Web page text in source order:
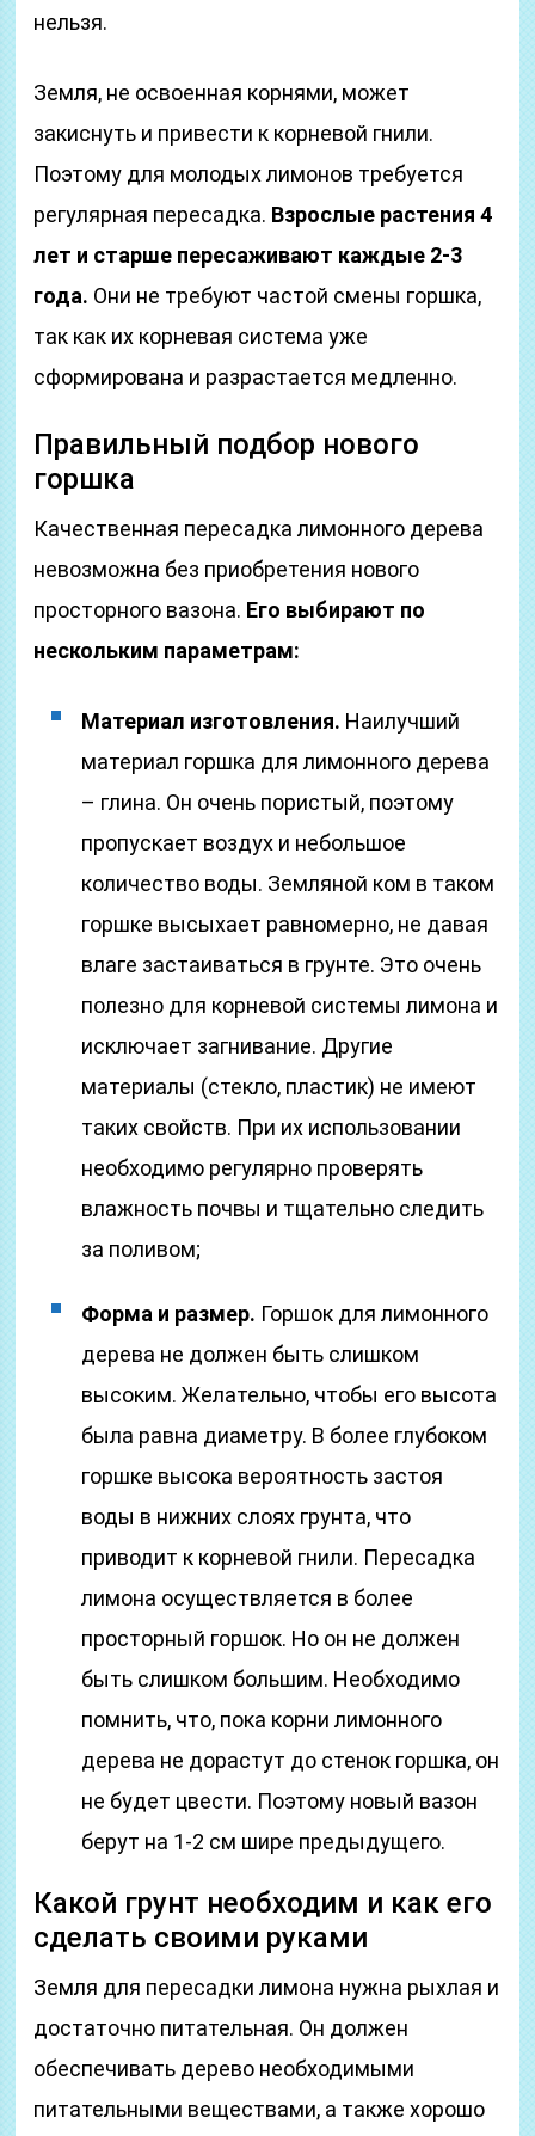
нельзя.
Земля, не освоенная корнями, может
закиснуть и привести к корневой гнили.
Поэтому для молодых лимонов требуется
регулярная пересадка. Взрослые растения 4
лет и старше пересаживают каждые 2-3
года. Они не требуют частой смены горшка,
так как их корневая система уже
сформирована и разрастается медленно.
Правильный подбор нового
горшка
Качественная пересадка лимонного дерева
невозможна без приобретения нового
просторного вазона. Его выбирают по
нескольким параметрам:
Материал изготовления. Наилучший
материал горшка для лимонного дерева
– глина. Он очень пористый, поэтому
пропускает воздух и небольшое
количество воды. Земляной ком в таком
горшке высыхает равномерно, не давая
влаге застаиваться в грунте. Это очень
полезно для корневой системы лимона и
исключает загнивание. Другие
материалы (стекло, пластик) не имеют
таких свойств. При их использовании
необходимо регулярно проверять
влажность почвы и тщательно следить
за поливом;
Форма и размер. Горшок для лимонного
дерева не должен быть слишком
высоким. Желательно, чтобы его высота
была равна диаметру. В более глубоком
горшке высока вероятность застоя
воды в нижних слоях грунта, что
приводит к корневой гнили. Пересадка
лимона осуществляется в более
просторный горшок. Но он не должен
быть слишком большим. Необходимо
помнить, что, пока корни лимонного
дерева не дорастут до стенок горшка, он
не будет цвести. Поэтому новый вазон
берут на 1-2 см шире предыдущего.
Какой грунт необходим и как его
сделать своими руками
Земля для пересадки лимона нужна рыхлая и
достаточно питательная. Он должен
обеспечивать дерево необходимыми
питательными веществами, а также хорошо